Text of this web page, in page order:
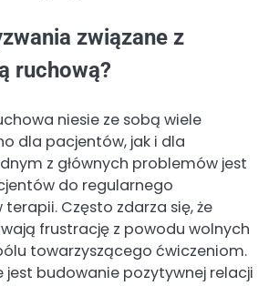
związane z
ruchową?
niesie ze sobą wiele
dla pacjentów, jak i dla
z głównych problemów jest
do regularnego
Często zdarza się, że
frustrację z powodu wolnych
towarzyszącego ćwiczeniom.
budowanie pozytywnej relacji